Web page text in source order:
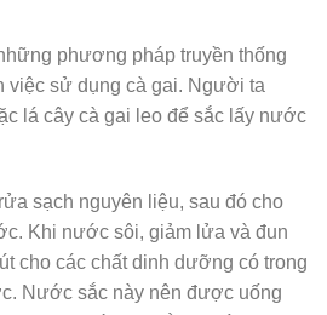
phương pháp truyền thống
việc sử dụng cà gai. Người ta
lá cây cà gai leo để sắc lấy nước
sạch nguyên liệu, sau đó cho
Khi nước sôi, giảm lửa và đun
cho các chất dinh dưỡng có trong
Nước sắc này nên được uống